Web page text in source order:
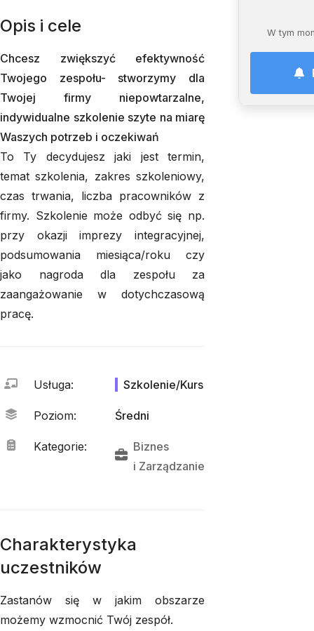
W tym
Opis i cele
Chcesz zwiększyć efektywność
Twojego zespołu- stworzymy dla
Twojej firmy niepowtarzalne,
indywidualne szkolenie szyte na miarę
Waszych potrzeb i oczekiwań
To Ty decydujesz jaki jest termin,
temat szkolenia, zakres szkoleniowy,
czas trwania, liczba pracowników z
firmy. Szkolenie może odbyć się np.
przy okazji imprezy integracyjnej,
podsumowania miesiąca/roku czy
jako nagroda dla zespołu za
zaangażowanie w dotychczasową
pracę.
Usługa: Szkolenie/Kurs
Poziom: Średni
Kategorie:
Biznes
i Zarządzanie
Charakterystyka
uczestników
Zastanów się w jakim obszarze
możemy wzmocnić Twój zespół.